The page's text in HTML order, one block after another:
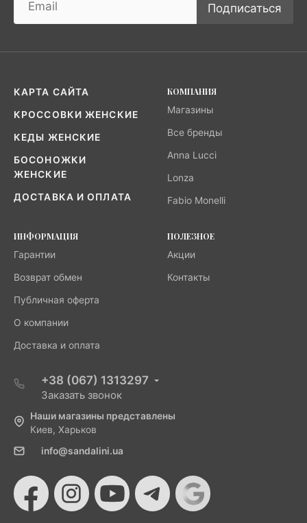
Подписаться
КАРТА САЙТА
КРОССОВКИ ЖЕНСКИЕ
КЕДЫ ЖЕНСКИЕ
БОСОНОЖКИ
ЖЕНСКИЕ
ДОСТАВКА И ОПЛАТА
КОМПАНИЯ
Магазины
Все бренды
Anna Lucci
Lonza
Fabio Monelli
ИНФОРМАЦИЯ
Гарантии
Возврат обмен
Публичная оферта
О компании
Доставка и оплата
ПОЛЕЗНОЕ
Акции
Контакты
+38 (067) 1313297
Заказать звонок
Наши магазины представлены
Киев, Харьков
info@sandalini.ua